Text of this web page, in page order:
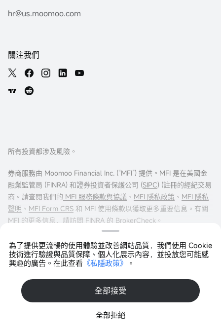
為了提供更流暢的使用體驗並改善網站品質，我們使用 Cookie
技術進行驗證與品質保障、個人化展示內容，並投放您可能感
興趣的廣告。在此查看 《私隱政策》 。
全部接受
全部拒絕
hr@us.moomoo.com
關注我們
所有投資都涉及風險。
券商服務由 Moomoo Financial Inc. (“MFI”) 提供。MFI 是在美國金
融業監管局 (FINRA) 和證券投資者保護公司 (SIPC) (註冊的經紀交易
商。請查閱我們的 MFI 服務條款與協議 、 MFI 隱私政策 、 MFI 隱私
聲明 、 MFI Form CRS 和 MFI 使用條款以獲取更多重要信息。有關
MFI 的更多信息，請訪問 FINRA 的 BrokerCheck 。
$0 佣金交易僅適用於通過 Moomoo Financial Inc. 在美國市場進行
交易的美國居民。其他費用可能適用。更多信息請訪問
moomoo.com/us/pricing 。
期權交易存在重大風險，並不適合所有客戶。投資者在進行任何期
權交易策略之前，閱讀
非常重要。期
權交易通常很複雜，並可能在相對較短的時間內導致損失全部投
Copyright © 2026 Moomoo Technologies Inc. 版權所有